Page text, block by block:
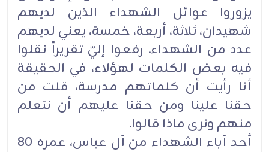
يزوروا عوائل الشهداء الذين لديهم
شهيدان، ثلاثة، أربعة، خمسة، يعني لديهم
عدد من الشهداء. رفعوا إليّ تقريراً نقلوا
فيه بعض الكلمات لهؤلاء، في الحقيقة
أنا رأيت أن كلماتهم مدرسة، قلت من
حقنا علينا ومن حقنا عليهم أن نتعلم
منهم ونرى ماذا قالوا.
أحد آباء الشهداء من آل عباس، عمره 80